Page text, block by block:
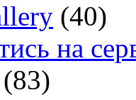
(40)
на
(83)